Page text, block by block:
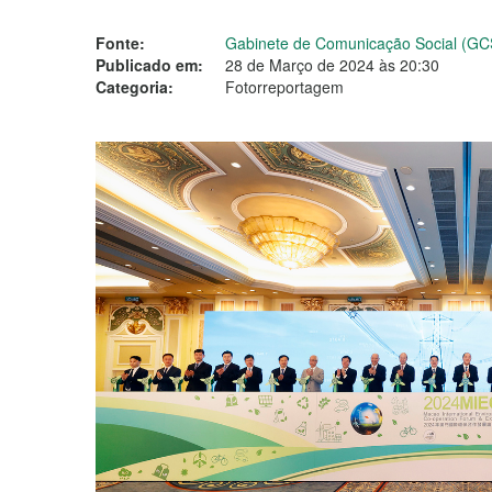
Fonte:
Gabinete de Comunicação Social
Publicado em:
28 de Março de 2024 às 20:30
Categoria:
Fotorreportagem